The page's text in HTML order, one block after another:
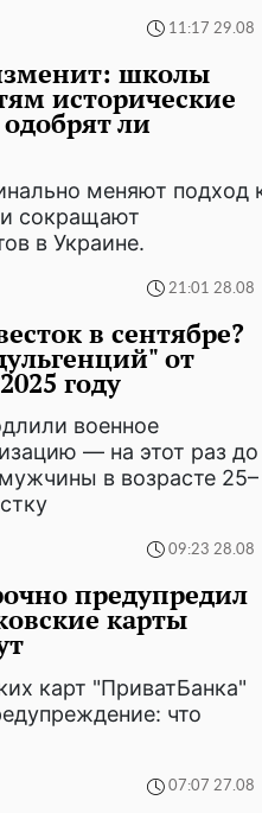
11:17 29.08
школы
исторические
ли
меняют подход
сокращают
в Украине.
21:01 28.08
в сентябре?
от
году
военное
— на этот раз до
в возрасте 25–
09:23 28.08
предупредил
карты
карт "ПриватБанка"
что
07:07 27.08